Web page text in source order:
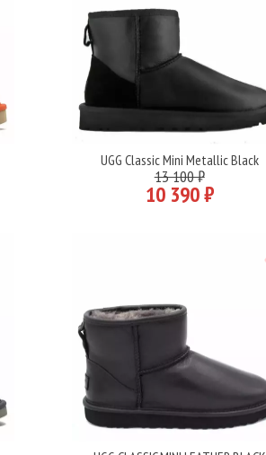
Подробнее
UGG Classic Mini Metallic Black
13 100 ₽
10 390 ₽